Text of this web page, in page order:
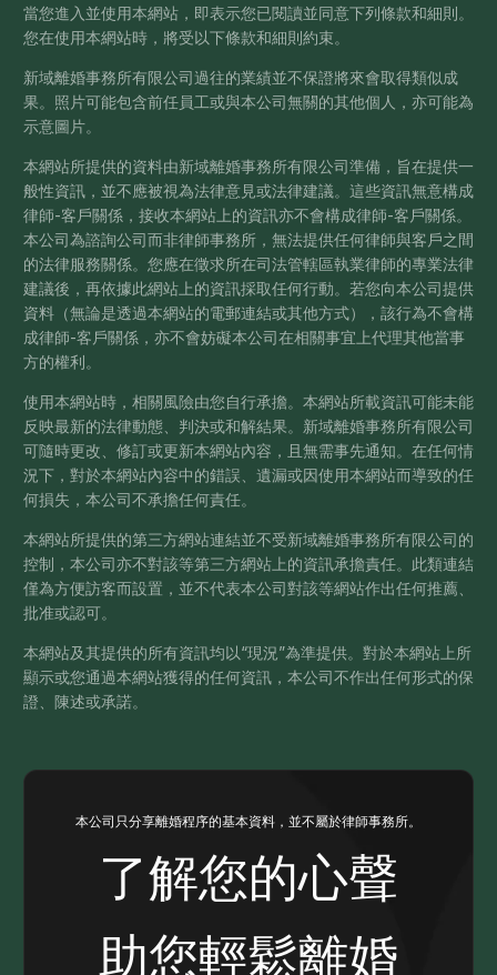
當您進入並使用本網站，即表示您已閱讀並同意下列條款和細則。
您在使用本網站時，將受以下條款和細則約束。
新域離婚事務所有限公司過往的業績並不保證將來會取得類似成
果。照片可能包含前任員工或與本公司無關的其他個人，亦可能為
示意圖片。
本網站所提供的資料由新域離婚事務所有限公司準備，旨在提供一
般性資訊，並不應被視為法律意見或法律建議。這些資訊無意構成
律師-客戶關係，接收本網站上的資訊亦不會構成律師-客戶關係。
本公司為諮詢公司而非律師事務所，無法提供任何律師與客戶之間
的法律服務關係。您應在徵求所在司法管轄區執業律師的專業法律
建議後，再依據此網站上的資訊採取任何行動。若您向本公司提供
資料（無論是透過本網站的電郵連結或其他方式），該行為不會構
成律師-客戶關係，亦不會妨礙本公司在相關事宜上代理其他當事
方的權利。
使用本網站時，相關風險由您自行承擔。本網站所載資訊可能未能
反映最新的法律動態、判決或和解結果。新域離婚事務所有限公司
可隨時更改、修訂或更新本網站內容，且無需事先通知。在任何情
況下，對於本網站內容中的錯誤、遺漏或因使用本網站而導致的任
何損失，本公司不承擔任何責任。
本網站所提供的第三方網站連結並不受新域離婚事務所有限公司的
控制，本公司亦不對該等第三方網站上的資訊承擔責任。此類連結
僅為方便訪客而設置，並不代表本公司對該等網站作出任何推薦、
批准或認可。
本網站及其提供的所有資訊均以“現況”為準提供。對於本網站上所
顯示或您通過本網站獲得的任何資訊，本公司不作出任何形式的保
證、陳述或承諾。
本公司只分享離婚程序的基本資料，並不屬於律師事務所。
了解您的心聲
助您輕鬆離婚